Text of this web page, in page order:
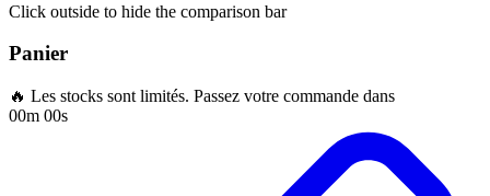
Click outside to hide the comparison bar
Panier
🔥 Les stocks sont limités. Passez votre commande dans
00m 00s